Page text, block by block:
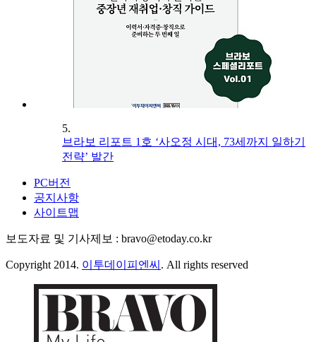
5.
브라보 리포트 1호 ‘사오정 시대, 73세까지 일하기
전략’ 발간
PC버전
공지사항
사이트맵
보도자료 및 기사제보 : bravo@etoday.co.kr
Copyright 2014. 이투데이피엔씨 . All rights reserved